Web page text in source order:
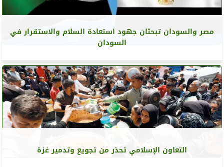
مصر والسودان تبحثان جهود استعادة السلام والاستقرار في
السودان
التعاون الإسلامي تحذر من تجويع وتدمير غزة